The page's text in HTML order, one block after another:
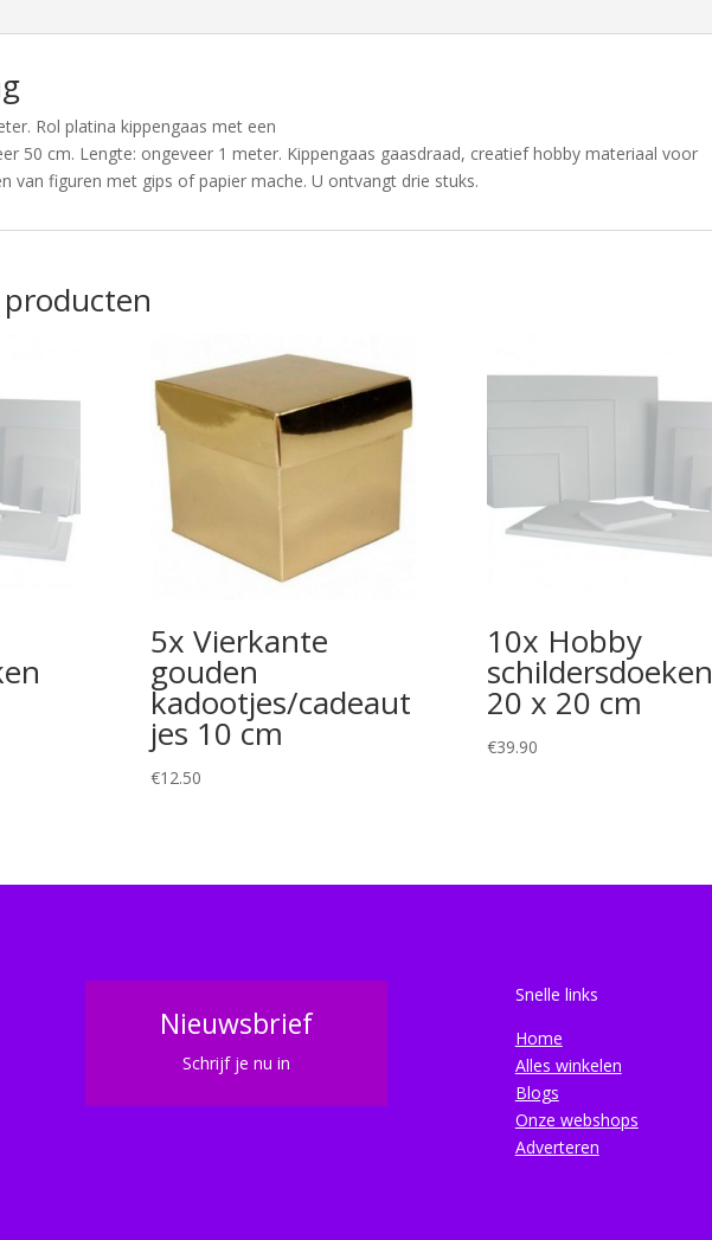
Rol platina kippengaas met een
50 cm. Lengte: ongeveer 1 meter. Kippengaas gaasdraad, creatief hobby materiaal voor
van figuren met gips of papier mache. U ontvangt drie stuks.
5x Vierkante
gouden
kadootjes/cadeaut
jes 10 cm
€12.50
10x Hobby
schildersdoeken
20 x 20 cm
€39.90
Nieuwsbrief
Schrijf je nu in
Snelle links
Home
Alles winkelen
Blogs
Onze webshops
Adverteren